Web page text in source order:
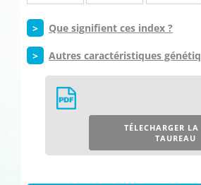
> Que signifient ces index ?
> Autres caractéristiques
TÉLECHARGER
TAUREAU